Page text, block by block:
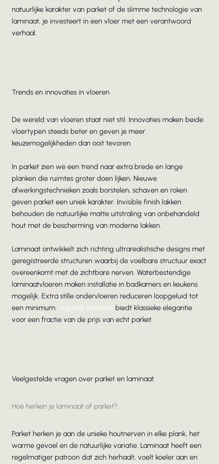
natuurlijke karakter van parket of de slimme technologie van
laminaat, je investeert in een vloer met een verantwoord
verhaal.
Trends en innovaties in vloeren
De wereld van vloeren staat niet stil. Innovaties maken beide
vloertypen steeds beter en geven je meer
keuzemogelijkheden dan ooit tevoren.
In parket zien we een trend naar extra brede en lange
planken die ruimtes groter doen lijken. Nieuwe
afwerkingstechnieken zoals borstelen, schaven en roken
geven parket een uniek karakter. Invisible finish lakken
behouden de natuurlijke matte uitstraling van onbehandeld
hout met de bescherming van moderne lakken.
Laminaat ontwikkelt zich richting ultrarealistische designs met
geregistreerde structuren waarbij de voelbare structuur exact
overeenkomt met de zichtbare nerven. Waterbestendige
laminaatvloeren maken installatie in badkamers en keukens
mogelijk. Extra stille ondervloeren reduceren loopgeluid tot
een minimum. Visgraat laminaat biedt klassieke elegantie
voor een fractie van de prijs van echt parket.
Veelgestelde vragen over parket en laminaat
Hoe herken je laminaat of parket?
Parket herken je aan de unieke houtnerven in elke plank, het
warme gevoel en de natuurlijke variatie. Laminaat heeft een
regelmatiger patroon dat zich herhaalt, voelt koeler aan en